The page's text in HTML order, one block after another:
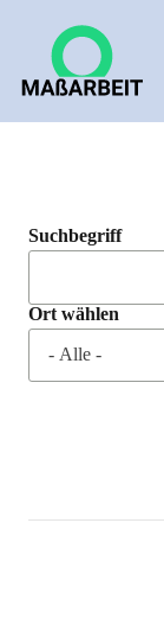
Suchbegriff
Ort wählen